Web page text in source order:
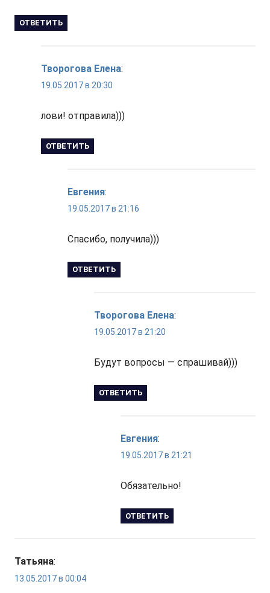
ОТВЕТИТЬ
Творогова Елена:
19.05.2017 в 20:30
лови! отправила)))
ОТВЕТИТЬ
Евгения:
19.05.2017 в 21:16
Спасибо, получила)))
ОТВЕТИТЬ
Творогова Елена:
19.05.2017 в 21:20
Будут вопросы — спрашивай)))
ОТВЕТИТЬ
Евгения:
19.05.2017 в 21:21
Обязательно!
ОТВЕТИТЬ
Татьяна:
13.05.2017 в 00:04